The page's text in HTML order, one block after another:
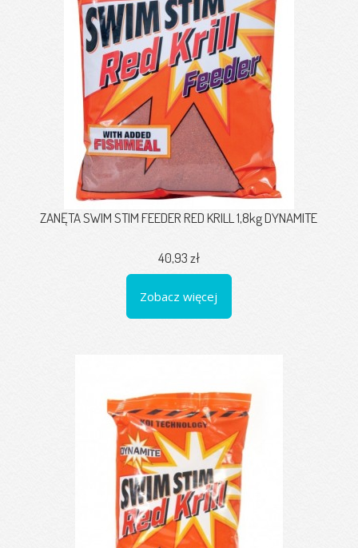
ZANĘTA SWIM STIM FEEDER RED KRILL 1,8kg DYNAMITE
40,93 zł
Zobacz więcej